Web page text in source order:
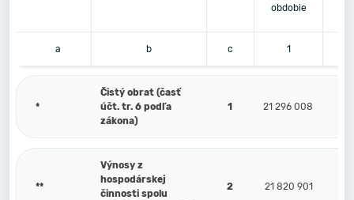
obdobie
a b c 1
*
Čistý obrat (časť
účt. tr. 6 podľa
zákona)
1 21 296 008
**
Výnosy z
hospodárskej
činnosti spolu
2 21 820 901